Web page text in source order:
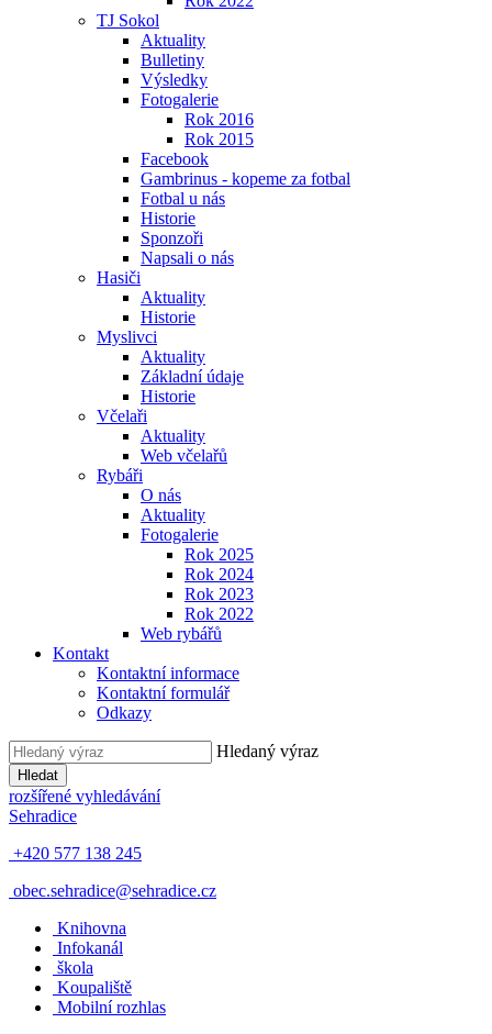
TJ Sokol
Aktuality
Bulletiny
Výsledky
Fotogalerie
Rok 2016
Rok 2015
Facebook
Gambrinus - kopeme za fotbal
Fotbal u nás
Historie
Sponzoři
Napsali o nás
Hasiči
Aktuality
Historie
Myslivci
Aktuality
Základní údaje
Historie
Včelaři
Aktuality
Web včelařů
Rybáři
O nás
Aktuality
Fotogalerie
Rok 2025
Rok 2024
Rok 2023
Rok 2022
Web rybářů
Kontakt
Kontaktní informace
Kontaktní formulář
Odkazy
Hledaný výraz
Hledat
rozšířené vyhledávání
Sehradice
+420 577 138 245
obec.sehradice@sehradice.cz
Knihovna
Infokanál
škola
Koupaliště
Mobilní rozhlas